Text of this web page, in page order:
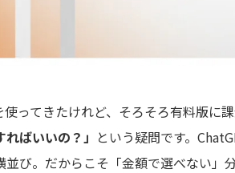
使ってきたけれど、そろそろ有料版
ばいいの？」 という疑問です。
並び。だからこそ「金額で選べない」